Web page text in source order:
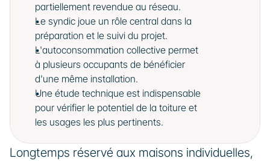
partiellement revendue au réseau.
Le syndic joue un rôle central dans la
préparation et le suivi du projet.
L'autoconsommation collective permet
à plusieurs occupants de bénéficier
d'une même installation.
Une étude technique est indispensable
pour vérifier le potentiel de la toiture et
les usages les plus pertinents.
Longtemps réservé aux maisons individuelles,